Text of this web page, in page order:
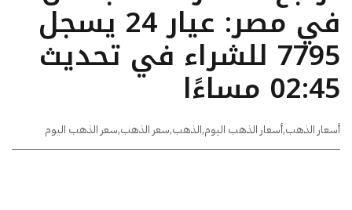
في مصر: عيار 24 يسجل
7795 للشراء في تحديث
02:45 مساءًا
أسعار الذهب,أسعار الذهب اليوم,الذهب,سعر الذهب,سعر الذهب اليوم